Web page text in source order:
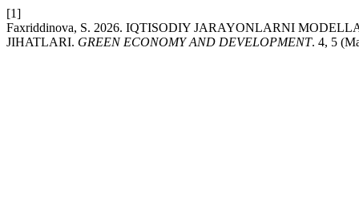
[1]
Faxriddinova, S. 2026. IQTISODIY JARAYONLARNI
JIHATLARI. GREEN ECONOMY AND DEVELOPMENT. 4, 5